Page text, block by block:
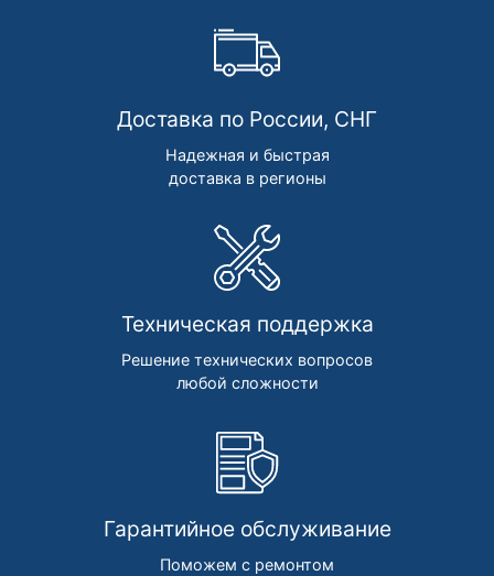
Доставка по России, СНГ
Надежная и быстрая
доставка в регионы
Техническая поддержка
Решение технических вопросов
любой сложности
Гарантийное обслуживание
Поможем с ремонтом